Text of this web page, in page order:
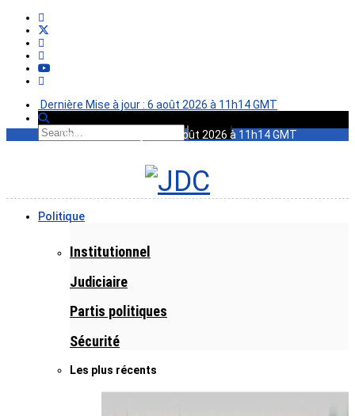
Dernière Mise à jour : 6 août 2026 à 11h14 GMT
Dernière Mise à jour : 6 août 2026 à 11h14 GMT
Politique
Institutionnel
Judiciaire
Partis politiques
Sécurité
Les plus récents